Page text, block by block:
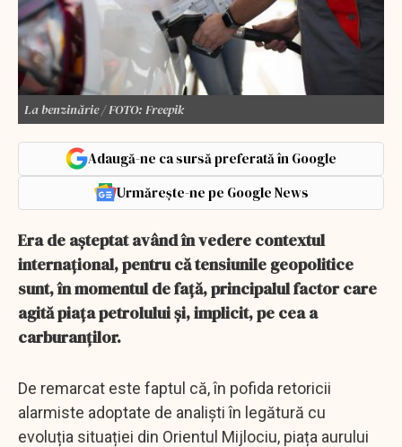
La benzinărie / FOTO: Freepik
Adaugă-ne ca sursă preferată în Google
Urmărește-ne pe Google News
Era de așteptat având în vedere contextul
internațional, pentru că tensiunile geopolitice
sunt, în momentul de față, principalul factor care
agită piața petrolului și, implicit, pe cea a
carburanților.
De remarcat este faptul că, în pofida retoricii
alarmiste adoptate de analiști în legătură cu
evoluția situației din Orientul Mijlociu, piața aurului